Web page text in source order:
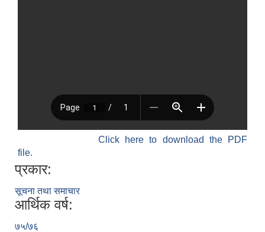
Click here to download the PDF
file.
प्रकार:
सूचना तथा समाचार
आर्थिक वर्ष:
७५/७६